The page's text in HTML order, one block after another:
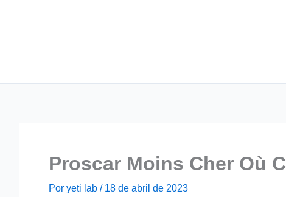
Proscar Moins Cher Où
Por yeti lab / 18 de abril de 2023